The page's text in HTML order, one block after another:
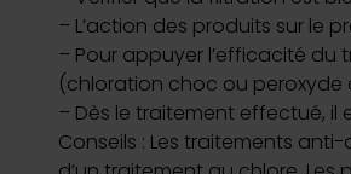
– L’action des produits sur le
– Pour appuyer l’efficacité
(chloration choc ou peroxyde
– Dès le traitement effectué,
Conseils : Les traitements